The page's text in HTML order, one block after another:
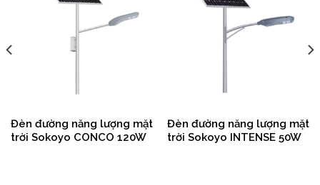
Đèn đường năng lượng mặt
trời Sokoyo CONCO 120W
Đèn đường năng lượng mặt
trời Sokoyo INTENSE 50W